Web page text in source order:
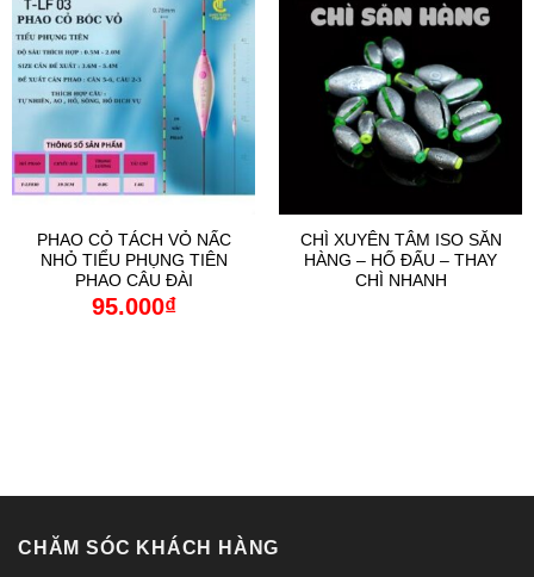
PHAO CỎ TÁCH VỎ NẤC
NHỎ TIỂU PHỤNG TIÊN
PHAO CÂU ĐÀI
95.000₫
CHÌ XUYÊN TÂM ISO SĂN
HÀNG – HỐ ĐẤU – THAY
CHÌ NHANH
CHĂM SÓC KHÁCH HÀNG